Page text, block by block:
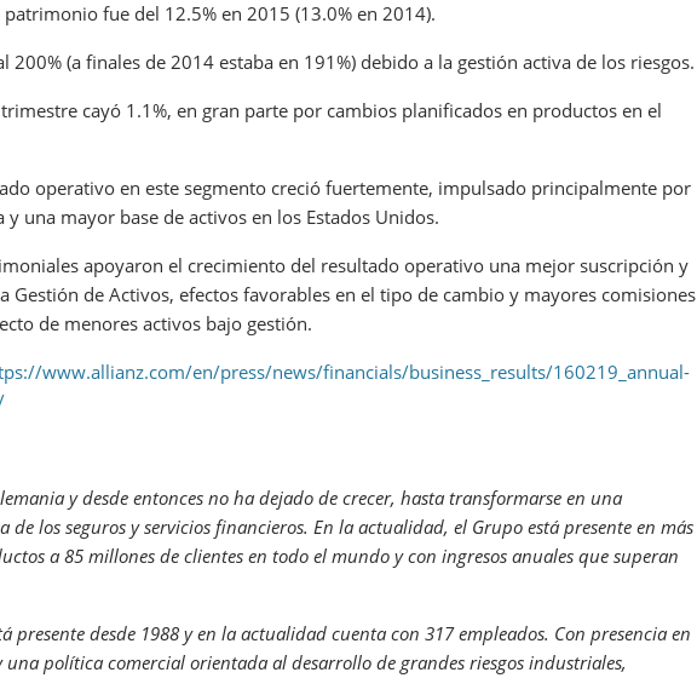
fue del 12.5% en 2015 (13.0% en 2014).
200% (a finales de 2014 estaba en 191%) debido a la gestión activa de los riesgos.
cayó 1.1%, en gran parte por cambios planificados en productos en el
operativo en este segmento creció fuertemente, impulsado principalmente por
una mayor base de activos en los Estados Unidos.
apoyaron el crecimiento del resultado operativo una mejor suscripción y
Gestión de Activos, efectos favorables en el tipo de cambio y mayores comisiones
de menores activos bajo gestión.
www.allianz.com/en/press/news/financials/business_results/160219_annual-
y desde entonces no ha dejado de crecer, hasta transformarse en una
los seguros y servicios financieros. En la actualidad, el Grupo está presente en más
a 85 millones de clientes en todo el mundo y con ingresos anuales que superan
presente desde 1988 y en la actualidad cuenta con 317 empleados. Con presencia en
política comercial orientada al desarrollo de grandes riesgos industriales,